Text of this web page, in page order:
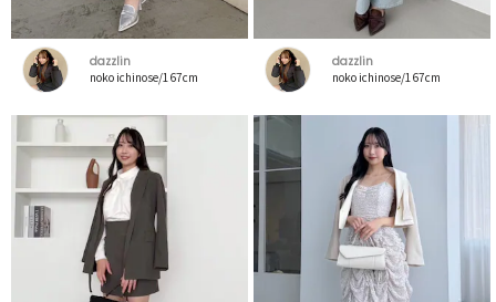
dazzlin
noko ichinose/167cm
dazzlin
noko ichinose/167cm